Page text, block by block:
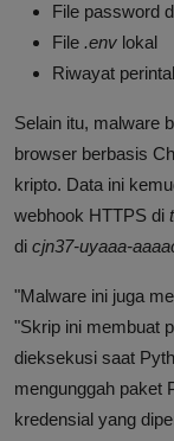
File password
File .env lokal
Riwayat
Selain itu, malware
browser berbasis
kripto. Data ini
webhook HTTPS di
di cjn37-uyaaa-
"Malware ini juga
"Skrip ini membuat
dieksekusi saat
mengunggah paket
kredensial yang